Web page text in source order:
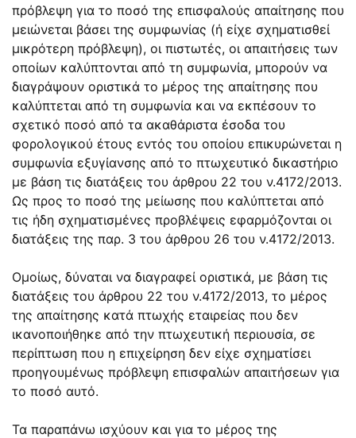
πρόβλεψη για το ποσό της επισφαλούς απαίτησης που
μειώνεται βάσει της συμφωνίας (ή είχε σχηματισθεί
μικρότερη πρόβλεψη), οι πιστωτές, οι απαιτήσεις των
οποίων καλύπτονται από τη συμφωνία, μπορούν να
διαγράψουν οριστικά το μέρος της απαίτησης που
καλύπτεται από τη συμφωνία και να εκπέσουν το
σχετικό ποσό από τα ακαθάριστα έσοδα του
φορολογικού έτους εντός του οποίου επικυρώνεται η
συμφωνία εξυγίανσης από το πτωχευτικό δικαστήριο
με βάση τις διατάξεις του άρθρου 22 του ν.4172/2013.
Ως προς το ποσό της μείωσης που καλύπτεται από
τις ήδη σχηματισμένες προβλέψεις εφαρμόζονται οι
διατάξεις της παρ. 3 του άρθρου 26 του ν.4172/2013.
Ομοίως, δύναται να διαγραφεί οριστικά, με βάση τις
διατάξεις του άρθρου 22 του ν.4172/2013, το μέρος
της απαίτησης κατά πτωχής εταιρείας που δεν
ικανοποιήθηκε από την πτωχευτική περιουσία, σε
περίπτωση που η επιχείρηση δεν είχε σχηματίσει
προηγουμένως πρόβλεψη επισφαλών απαιτήσεων για
το ποσό αυτό.
Τα παραπάνω ισχύουν και για το μέρος της